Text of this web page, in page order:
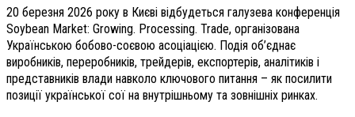
20 березня 2026 року в Києві відбудеться галузева конференція
Soybean Market: Growing. Processing. Trade, організована
Українською бобово-соєвою асоціацією. Подія об’єднає
виробників, переробників, трейдерів, експортерів, аналітиків і
представників влади навколо ключового питання – як посилити
позиції української сої на внутрішньому та зовнішніх ринках.